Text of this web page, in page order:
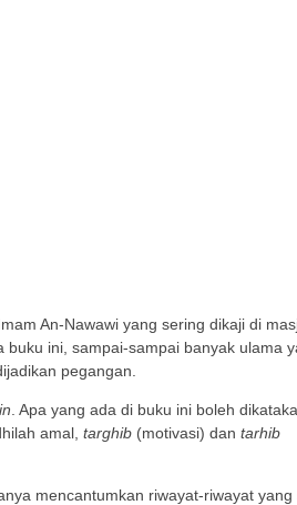
An-Nawawi yang sering dikaji di
ini, sampai-sampai banyak ulama
pegangan.
. Apa yang ada di buku ini boleh
amal,targhib (motivasi) dantarhib
mencantumkan riwayat-riwayat yang